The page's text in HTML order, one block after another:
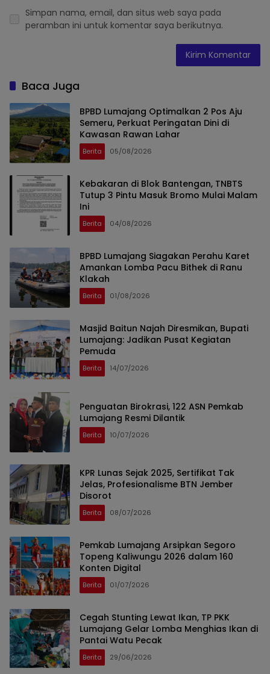
Simpan nama, email, dan situs web saya pada
peramban ini untuk komentar saya berikutnya.
Baca Juga
BPBD Lumajang Optimalkan 2 Pos Aju
Semeru, Perkuat Peringatan Dini di
Kawasan Rawan Lahar
Berita 05/08/2026
Kebakaran di Blok Bantengan, TNBTS
Tutup 3 Pintu Masuk Bromo Mulai Malam
Ini
Berita 04/08/2026
BPBD Lumajang Siagakan Perahu Karet
Amankan Lomba Pacu Bithek di Ranu
Klakah
Berita 01/08/2026
Masjid Baitun Najah Diresmikan, Bupati
Lumajang: Jadikan Pusat Kegiatan
Pemuda
Berita 14/07/2026
Penguatan Birokrasi, 122 ASN Pemkab
Lumajang Resmi Dilantik
Berita 10/07/2026
KPR Lunas Sejak 2025, Sertifikat Tak
Jelas, Profesionalisme BTN Jember
Disorot
Berita 08/07/2026
Pemkab Lumajang Arsipkan Segoro
Topeng Kaliwungu 2026 dalam 160
Konten Digital
Berita 01/07/2026
Cegah Stunting Lewat Ikan, TP PKK
Lumajang Gelar Lomba Menghias Ikan di
Pantai Watu Pecak
Berita 29/06/2026